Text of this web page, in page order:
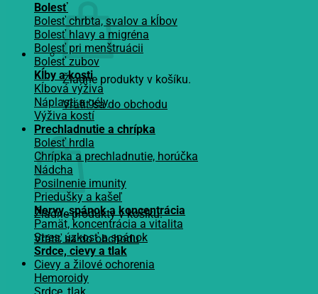
Žiadne produkty v košíku.
Vrátiť sa do obchodu
Košík
Žiadne produkty v košíku.
Vrátiť sa do obchodu
Bolesť
Bolesť chrbta, svalov a kĺbov
Bolesť hlavy a migréna
Bolesť pri menštruácii
Bolesť zubov
Kĺby a kosti
Kĺbová výživa
Náplasti a gély
Výživa kostí
Prechladnutie a chrípka
Bolesť hrdla
Chrípka a prechladnutie, horúčka
Nádcha
Posilnenie imunity
Priedušky a kašeľ
Nervy, spánok a koncentrácia
Pamät, koncentrácia a vitalita
Stres, úzkosť a spánok
Srdce, cievy a tlak
Cievy a žilové ochorenia
Hemoroidy